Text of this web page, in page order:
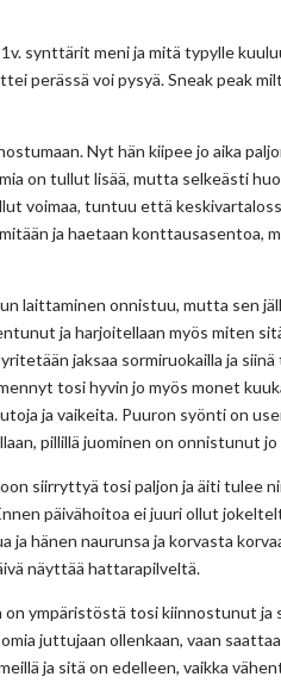
synttärit meni ja mitä typylle
perässä voi pysyä. Sneak peak
Nyt hän kiipee jo aika
on tullut lisää, mutta selkeästi
voimaa, tuntuu että
ja haetaan konttausasentoa,
laittaminen onnistuu, mutta sen
ja harjoitellaan myös miten
jaksaa sormiruokailla ja
tosi hyvin jo myös monet
ja vaikeita. Puuron syönti on
pillillä juominen on onnistunut
siirryttyä tosi paljon ja äiti tulee
päivähoitoa ei juuri ollut
ja hänen naurunsa ja korvasta
näyttää hattarapilveltä.
on ympäristöstä tosi kiinnostunut ja
juttujaan ollenkaan, vaan
ja sitä on edelleen, vaikka